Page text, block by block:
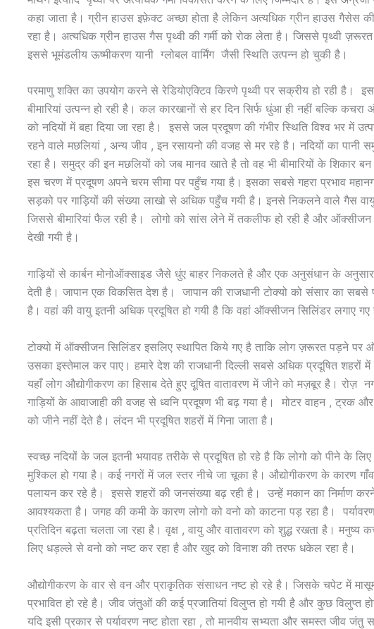
कहा जाता है। ग्रीन हाउस इफ़ेक्ट अच्छा होता है लेकिन अत्यधिक ग्रीन हाउस गैसेस की
रहा है। अत्यधिक ग्रीन हाउस गैस पृथ्वी की गर्मी को रोक लेता है। जिससे पृथ्वी ज़रूरत
इससे भूमंडलीय ऊष्मीकरण यानी ग्लोबल वार्मिंग जैसी स्थिति उत्पन्न हो चुकी है।
परमाणु शक्ति का उपयोग करने से रेडियोएक्टिव किरणे पृथ्वी पर सक्रीय हो रही
बीमारियां उत्पन्न हो रही है। कल कारखानों से हर दिन सिर्फ धुंआ ही नहीं बल्कि
को नदियों में बहा दिया जा रहा है। इससे जल प्रदूषण की गंभीर स्थिति विश्व भर में
रहने वाले मछलियां , अन्य जीव , इन रसायनो की वजह से मर रहे है। नदियों का पानी
रहा है। समुद्र की इन मछलियों को जब मानव खाते है तो वह भी बीमारियों के शिकार
इस चरण में प्रदूषण अपने चरम सीमा पर पहुँच गया है। इसका सबसे गहरा प्रभाव
सड़को पर गाड़ियों की संख्या लाखो से अधिक पहुँच गयी है। इनसे निकलने वाले गैस
जिससे बीमारियां फैल रही है। लोगो को सांस लेने में तकलीफ हो रही है और ऑक्सीजन
देखी गयी है।
गाड़ियों से कार्बन मोनोऑक्साइड जैसे धुंए बाहर निकलते है और एक अनुसंधान के
देती है। जापान एक विकसित देश है। जापान की राजधानी टोक्यो को संसार का सबसे
है। वहां की वायु इतनी अधिक प्रदूषित हो गयी है कि वहां ऑक्सीजन सिलिंडर लगाए गए
टोक्यो में ऑक्सीजन सिलिंडर इसलिए स्थापित किये गए है ताकि लोग ज़रूरत पड़ने
उसका इस्तेमाल कर पाए। हमारे देश की राजधानी दिल्ली सबसे अधिक प्रदूषित शहरों
यहाँ लोग औद्योगीकरण का हिसाब देते हुए दूषित वातावरण में जीने को मज़बूर है। रोज़
गाड़ियों के आवाजाही की वजह से ध्वनि प्रदूषण भी बढ़ गया है। मोटर वाहन , ट्रक
को जीने नहीं देते है। लंदन भी प्रदूषित शहरों में गिना जाता है।
स्वच्छ नदियों के जल इतनी भयावह तरीके से प्रदूषित हो रहे है कि लोगो को पीने के लिए
मुश्किल हो गया है। कई नगरों में जल स्तर नीचे जा चूका है। औद्योगीकरण के कारण
पलायन कर रहे है। इससे शहरों की जनसंख्या बढ़ रही है। उन्हें मकान का निर्माण
आवश्यकता है। जगह की कमी के कारण लोगो को वनो को काटना पड़ रहा है।
प्रतिदिन बढ़ता चलता जा रहा है। वृक्ष , वायु और वातावरण को शुद्ध रखता है। मनुष्य
लिए धड़ल्ले से वनो को नष्ट कर रहा है और खुद को विनाश की तरफ धकेल रहा है।
औद्योगीकरण के वार से वन और प्राकृतिक संसाधन नष्ट हो रहे है। जिसके चपेट में
प्रभावित हो रहे है। जीव जंतुओं की कई प्रजातियां विलुप्त हो गयी है और कुछ विलुप्त
यदि इसी प्रकार से पर्यावरण नष्ट होता रहा , तो मानवीय सभ्यता और समस्त जीव